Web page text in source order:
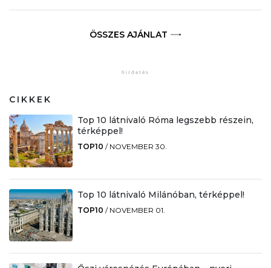
ÖSSZES AJÁNLAT
CIKKEK
Top 10 látnivaló Róma legszebb részein,
térképpel!
TOP10 / NOVEMBER 30.
Top 10 látnivaló Milánóban, térképpel!
TOP10 / NOVEMBER 01.